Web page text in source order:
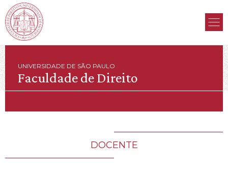
UNIVERSIDADE DE SÃO PAULO
Faculdade de Direito
DOCENTE